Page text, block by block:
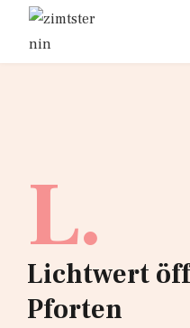
L.
Lichtwert
Pforten